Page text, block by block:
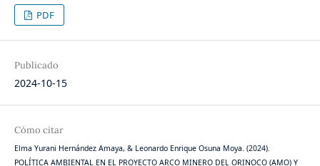
PDF
Publicado
2024-10-15
Cómo citar
Elma Yurani Hernández Amaya, & Leonardo Enrique Osuna Moya. (2024).
POLÍTICA AMBIENTAL EN EL PROYECTO ARCO MINERO DEL ORINOCO (AMO) Y